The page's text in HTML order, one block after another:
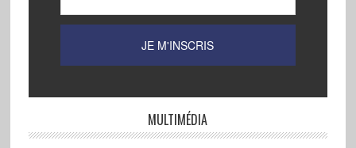
MULTIMÉDIA